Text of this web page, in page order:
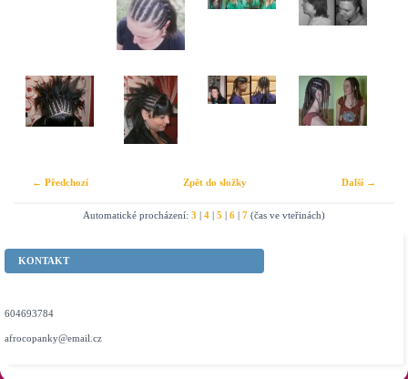
← Předchozí Další →
Zpět do složky
Automatické procházení: 3 4 5 6 7 (čas ve vteřinách)
KONTAKT
604693784
afrocopanky@email.cz